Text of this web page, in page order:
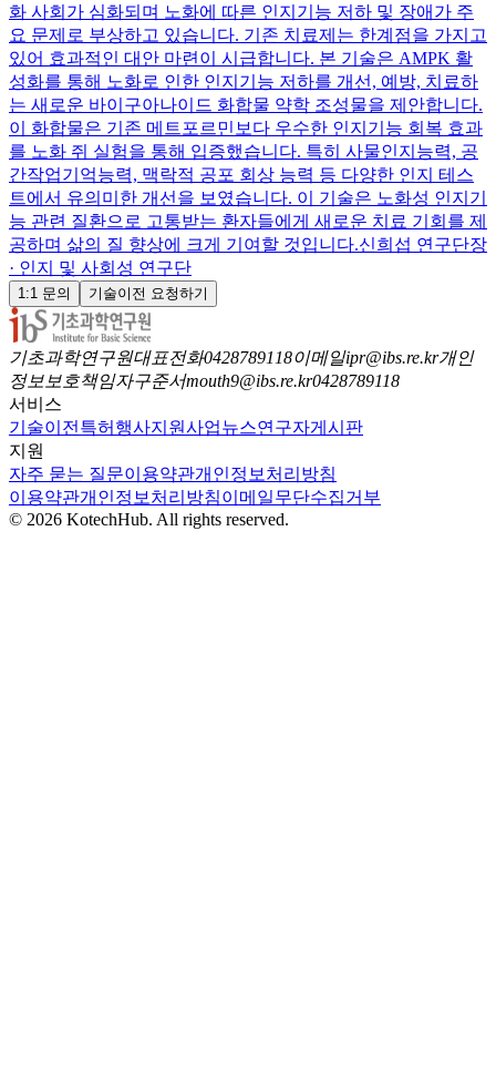
화 사회가 심화되며 노화에 따른 인지기능 저하 및 장애가 주
요 문제로 부상하고 있습니다. 기존 치료제는 한계점을 가지고
있어 효과적인 대안 마련이 시급합니다. 본 기술은 AMPK 활
성화를 통해 노화로 인한 인지기능 저하를 개선, 예방, 치료하
는 새로운 바이구아나이드 화합물 약학 조성물을 제안합니다.
이 화합물은 기존 메트포르민보다 우수한 인지기능 회복 효과
를 노화 쥐 실험을 통해 입증했습니다. 특히 사물인지능력, 공
간작업기억능력, 맥락적 공포 회상 능력 등 다양한 인지 테스
트에서 유의미한 개선을 보였습니다. 이 기술은 노화성 인지기
능 관련 질환으로 고통받는 환자들에게 새로운 치료 기회를 제
공하며 삶의 질 향상에 크게 기여할 것입니다.신희섭 연구단장
· 인지 및 사회성 연구단
1:1 문의 기술이전 요청하기
기초과학연구원대표전화0428789118이메일ipr@ibs.re.kr개인
정보보호책임자구준서mouth9@ibs.re.kr0428789118
서비스
기술이전 특허 행사지원사업뉴스연구자게시판
지원
자주 묻는 질문이용약관개인정보처리방침
이용약관개인정보처리방침이메일무단수집거부
© 2026 KotechHub. All rights reserved.